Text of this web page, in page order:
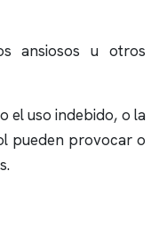
ansiosos u otros
el uso indebido, o la
pueden provocar o